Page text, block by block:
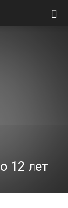
12 лет